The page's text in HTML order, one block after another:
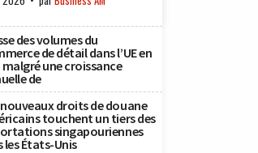
des volumes du
de détail dans l’UE en
malgré une croissance
de
nouveaux droits de douane
touchent un tiers des
singapouriennes
les États-Unis